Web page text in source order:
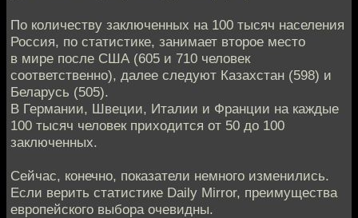
По количеству заключенных на 100 тысяч населения
Россия, по статистике, занимает второе место
в мире после США (605 и 710 человек
соответственно), далее следуют Казахстан (598) и
Беларусь (505).
В Германии, Швеции, Италии и Франции на каждые
100 тысяч человек приходится от 50 до 100
заключенных.
Сейчас, конечно, показатели немного изменились.
Если верить статистике Daily Mirror, преимущества
европейского выбора очевидны.